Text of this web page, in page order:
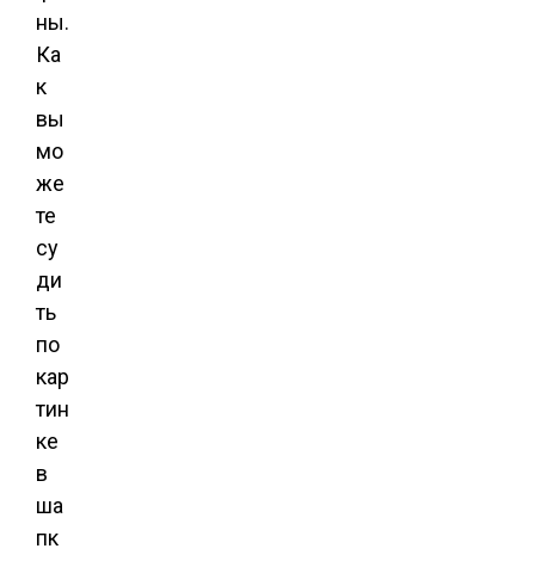
ны.
Ка
к
вы
мо
же
те
су
ди
ть
по
кар
тин
ке
в
ша
пк